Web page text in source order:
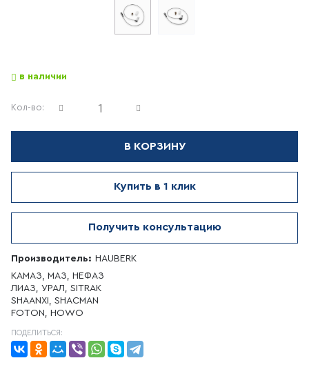
в наличии
Кол-во:
В КОРЗИНУ
Купить в 1 клик
Получить консультацию
Производитель: HAUBERK
КАМАЗ, МАЗ, НЕФАЗ
ЛИАЗ, УРАЛ, SITRAK
SHAANXI, SHACMAN
FOTON, HOWO
ПОДЕЛИТЬСЯ: